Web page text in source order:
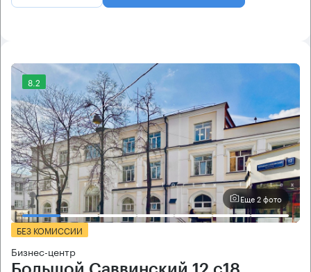
8.2
Еще 2 фото
БЕЗ КОМИССИИ
Бизнес-центр